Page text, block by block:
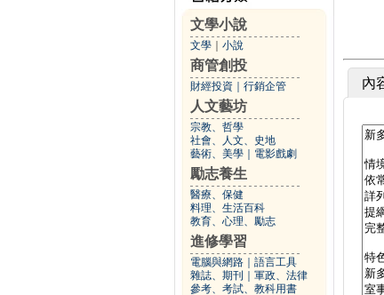
文學小說
文學 小說
商管創投
財經投資 行銷企管
人文藝坊
宗教、哲學
社會、人文、史地
藝術、美學
電影戲劇
勵志養生
醫療、保健
料理、生活百科
教育、心理、勵志
進修學習
電腦與網路
語言工具
雜誌、期刊
軍政、法律
參考、考試、教科用書
內